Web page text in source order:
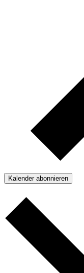
Kalender abonnieren